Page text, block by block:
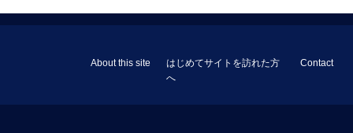
About this site
はじめてサイトを訪れた方
へ
Contact